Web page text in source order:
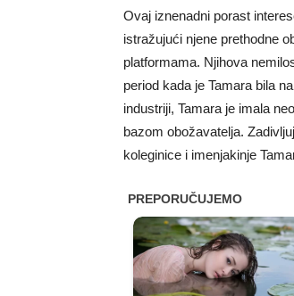
Ovaj iznenadni porast
istražujući njene prethodne
platformama. Njihova
period kada je Tamara bila
industriji, Tamara je imala
bazom obožavatelja.
koleginice i imenjakinje